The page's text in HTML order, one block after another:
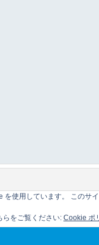
使用しています。 このサ
らをご覧ください: Cookie ポ